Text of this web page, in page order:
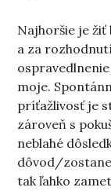
Najhoršie je žiť
a za
moje.
príťažlivosť je
zároveň s
neblahé
dôvod/
tak ľahko